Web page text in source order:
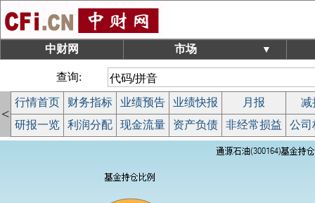
中财网 市场 ▼
查询:
<
行情首页 财务指标 业绩预告 业绩快报 月报
减
研报一览
利润分配 现金流量 资产负债 非经常损益 公司